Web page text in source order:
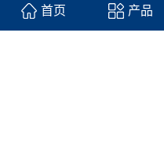
首页 产品